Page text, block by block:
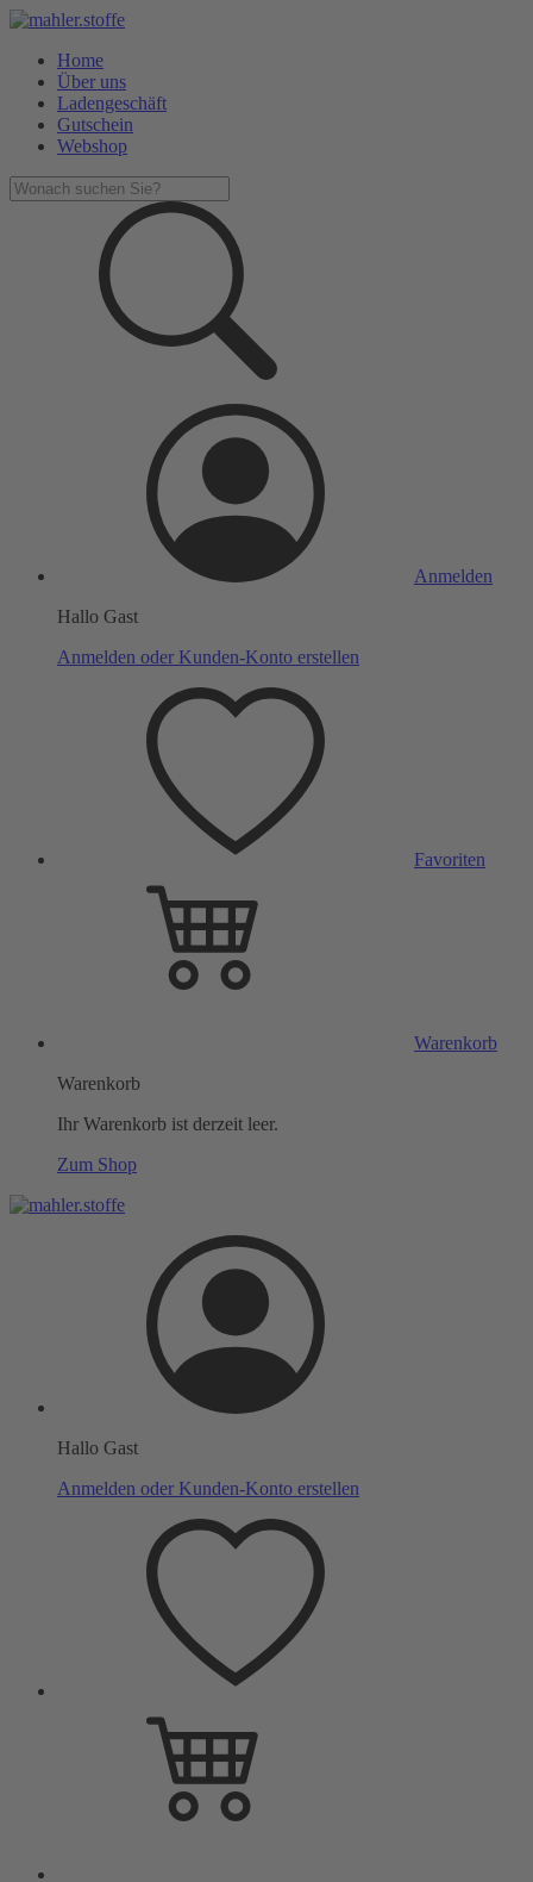
Home
Über uns
Ladengeschäft
Gutschein
Webshop
Anmelden
Hallo Gast
Anmelden oder Kunden-Konto erstellen
Favoriten
Warenkorb
Warenkorb
Ihr Warenkorb ist derzeit leer.
Zum Shop
Hallo Gast
Anmelden oder Kunden-Konto erstellen